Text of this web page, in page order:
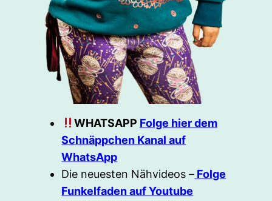
WHATSAPP Folge hier dem
Schnäppchen Kanal auf
WhatsApp
Die neuesten Nähvideos – Folge
Funkelfaden auf Youtube